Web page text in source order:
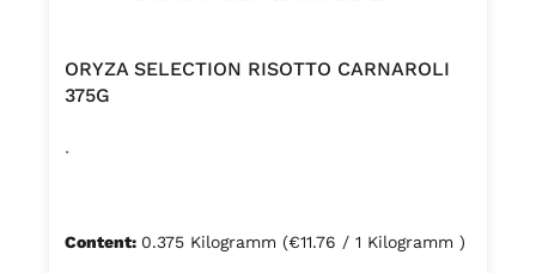
ORYZA SELECTION RISOTTO CARNAROLI
375G
.
Content: 0.375 Kilogramm (€11.76 / 1 Kilogramm )